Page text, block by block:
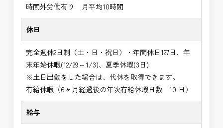
時間外労働有り 月平均10時間
休日
完全週休2日制（土・日・祝日）・年間休日127日、年
末年始休暇(12/29～1/3)、夏季休暇(3日)
※土日出勤をした場合は、代休を取得できます。
有給休暇（6ヶ月経過後の年次有給休暇日数 10 日）
給与